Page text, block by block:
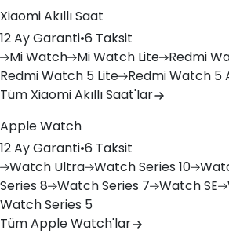
Xiaomi Akıllı Saat
12 Ay Garanti•6 Taksit
MiWatch MiWatch Lite Redmi
RedmiWatch 5 Lite RedmiWatch 5
Tüm Xiaomi Akıllı Saat'lar
Apple Watch
12 Ay Garanti•6 Taksit
Watch Ultra WatchSeries 10
Series 8 WatchSeries 7 WatchSE
WatchSeries 5
Tüm Apple Watch'lar